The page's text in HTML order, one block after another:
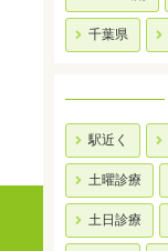
千葉県
駅近く
土曜診療
土日診療